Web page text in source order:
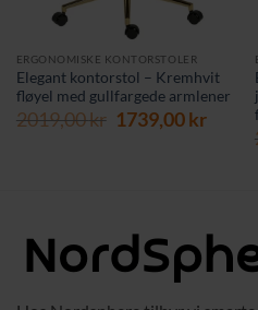
ERGONOMISKE KONTORSTOLER
Elegant kontorstol – Kremhvit
fløyel med gullfargede armlener
2019,00kr Opprinnelig
1739,00kr